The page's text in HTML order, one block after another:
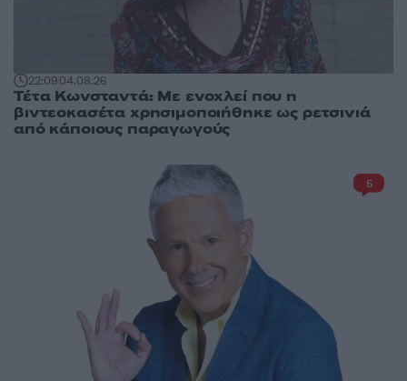
22:0904.08.26
Τέτα Κωνσταντά: Με ενοχλεί που η
βιντεοκασέτα χρησιμοποιήθηκε ως ρετσινιά
από κάποιους παραγωγούς
5